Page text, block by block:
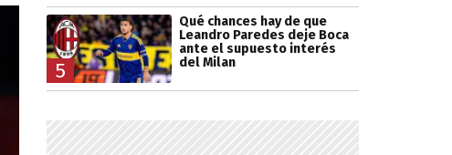
5
Qué chances hay de que
Leandro Paredes deje Boca
ante el supuesto interés
del Milan